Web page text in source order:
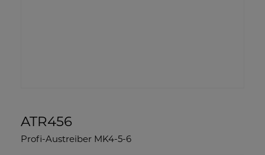
ATR456
Profi-Austreiber MK4-5-6